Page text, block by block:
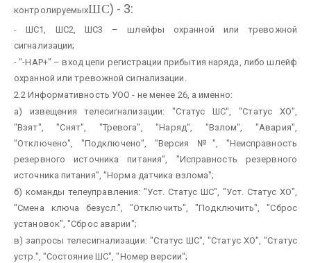
контролируемыхШС) - 3:
- ШС1, ШС2, ШС3 – шлейфы охранной или тревожной
сигнализации;
- "-НАР+" – вход цепи регистрации прибытия наряда, либо шлейф
охранной или тревожной сигнализации.
2.2 Информативность УОО - не менее 26, а именно:
а) извещения телесигнализации: "Статус ШС", "Статус ХО",
"Взят", "Снят", "Тревога", "Наряд", "Взлом", "Авария",
"Отключено", "Подключено", "Версия №", "Неисправность
резервного источника питания", "Исправность резервного
источника питания", "Норма датчика взлома";
б) команды телеуправления: "Уст. Статус ШС", "Уст. Статус ХО",
"Смена ключа безусл.", "Отключить", "Подключить", "Сброс
установок", "Сброс аварии";
в) запросы телесигнализации: "Статус ШС", "Статус ХО", "Статус
устр.", "Состояние ШС", "Номер версии";